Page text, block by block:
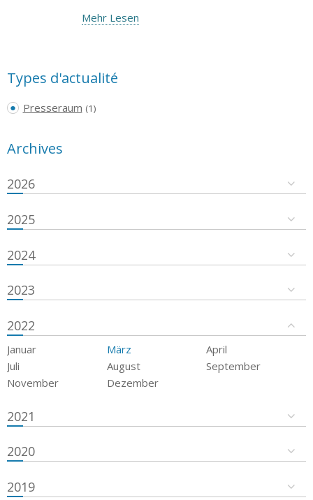
Mehr Lesen
Types d'actualité
Presseraum (1)
Archives
2026
2025
2024
2023
2022
Januar März
April
Juli
August
September
November
Dezember
2021
2020
2019